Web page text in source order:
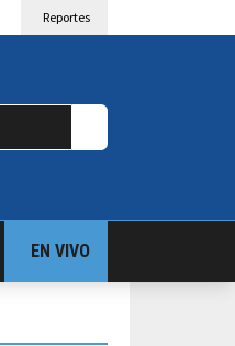
Reportes
GUADALAJARA FOLLOW
EN VIVO